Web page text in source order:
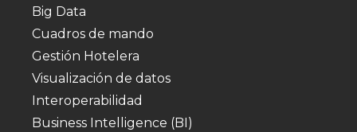
Big Data
Cuadros de mando
Gestión Hotelera
Visualización de datos
Interoperabilidad
Business Intelligence (BI)